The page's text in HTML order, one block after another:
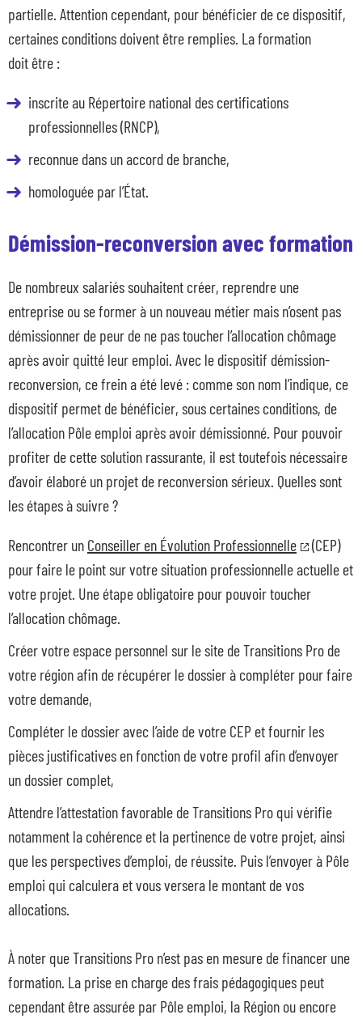
partielle. Attention cependant, pour bénéficier de ce dispositif,
certaines conditions doivent être remplies. La formation
doit être :
inscrite au Répertoire national des certifications
professionnelles (RNCP),
reconnue dans un accord de branche,
homologuée par l’État.
Démission-reconversion avec formation
De nombreux salariés souhaitent créer, reprendre une
entreprise ou se former à un nouveau métier mais n’osent pas
démissionner de peur de ne pas toucher l’allocation chômage
après avoir quitté leur emploi. Avec le dispositif démission-
reconversion, ce frein a été levé : comme son nom l’indique, ce
dispositif permet de bénéficier, sous certaines conditions, de
l’allocation Pôle emploi après avoir démissionné. Pour pouvoir
profiter de cette solution rassurante, il est toutefois nécessaire
d’avoir élaboré un projet de reconversion sérieux. Quelles sont
les étapes à suivre ?
Rencontrer un Conseiller en Évolution Professionnelle
(CEP)
pour faire le point sur votre situation professionnelle actuelle et
votre projet. Une étape obligatoire pour pouvoir toucher
l’allocation chômage.
Créer votre espace personnel sur le site de Transitions Pro de
votre région afin de récupérer le dossier à compléter pour faire
votre demande,
Compléter le dossier avec l’aide de votre CEP et fournir les
pièces justificatives en fonction de votre profil afin d’envoyer
un dossier complet,
Attendre l’attestation favorable de Transitions Pro qui vérifie
notamment la cohérence et la pertinence de votre projet, ainsi
que les perspectives d’emploi, de réussite. Puis l’envoyer à Pôle
emploi qui calculera et vous versera le montant de vos
allocations.
À noter que Transitions Pro n’est pas en mesure de financer une
formation. La prise en charge des frais pédagogiques peut
cependant être assurée par Pôle emploi, la Région ou encore